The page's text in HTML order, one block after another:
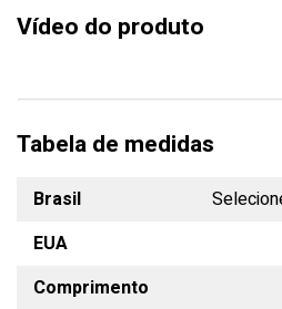
Vídeo do produto
Tabela de medidas
Brasil
EUA
Comprimento